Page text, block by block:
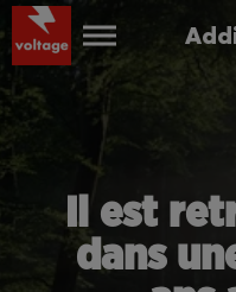
Il est
dans